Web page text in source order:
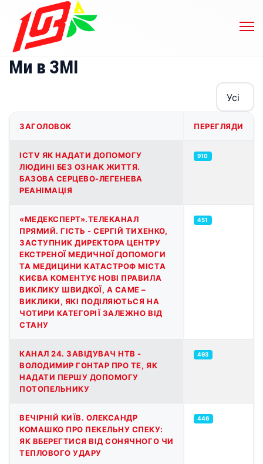
Ми в ЗМІ
Показувати
ЗАГОЛОВОК ПЕРЕГЛЯДИ
ICTV ЯК НАДАТИ ДОПОМОГУ
ЛЮДИНІ БЕЗ ОЗНАК ЖИТТЯ.
БАЗОВА СЕРЦЕВО-ЛЕГЕНЕВА
РЕАНІМАЦІЯ
910
«МЕДЕКСПЕРТ».ТЕЛЕКАНАЛ
ПРЯМИЙ. ГІСТЬ - СЕРГІЙ ТИХЕНКО,
ЗАСТУПНИК ДИРЕКТОРА ЦЕНТРУ
ЕКСТРЕНОЇ МЕДИЧНОЇ ДОПОМОГИ
ТА МЕДИЦИНИ КАТАСТРОФ МІСТА
КИЄВА КОМЕНТУЄ НОВІ ПРАВИЛА
ВИКЛИКУ ШВИДКОЇ, А САМЕ –
ВИКЛИКИ, ЯКІ ПОДІЛЯЮТЬСЯ НА
ЧОТИРИ КАТЕГОРІЇ ЗАЛЕЖНО ВІД
СТАНУ
451
КАНАЛ 24. ЗАВІДУВАЧ НТВ -
ВОЛОДИМИР ГОНТАР ПРО ТЕ, ЯК
НАДАТИ ПЕРШУ ДОПОМОГУ
ПОТОПЕЛЬНИКУ
493
ВЕЧІРНІЙ КИЇВ. ОЛЕКСАНДР
КОМАШКО ПРО ПЕКЕЛЬНУ СПЕКУ:
ЯК ВБЕРЕГТИСЯ ВІД СОНЯЧНОГО ЧИ
ТЕПЛОВОГО УДАРУ
446